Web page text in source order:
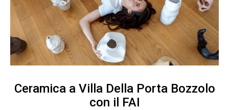
Ceramica a Villa Della Porta Bozzolo
con il FAI